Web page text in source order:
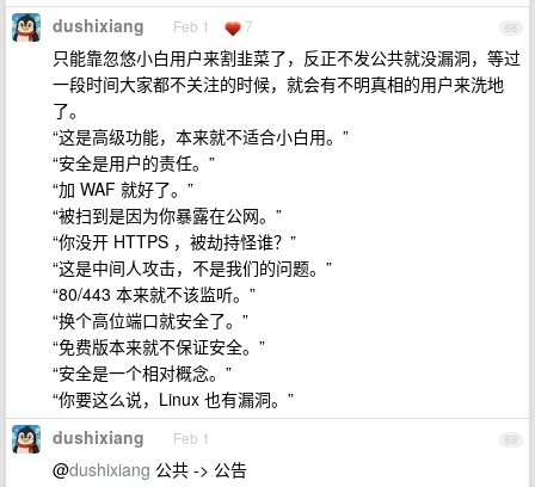
68
dushixiang Feb 1 7
只能靠忽悠小白用户来割韭菜了，反正不发公共就没漏洞，等过
一段时间大家都不关注的时候，就会有不明真相的用户来洗地
了。
“这是高级功能，本来就不适合小白用。”
“安全是用户的责任。”
“加 WAF 就好了。”
“被扫到是因为你暴露在公网。”
“你没开 HTTPS ，被劫持怪谁？”
“这是中间人攻击，不是我们的问题。”
“80/443 本来就不该监听。”
“换个高位端口就安全了。”
“免费版本来就不保证安全。”
“安全是一个相对概念。”
“你要这么说，Linux 也有漏洞。”
69
dushixiang Feb 1
@dushixiang 公共 -> 公告